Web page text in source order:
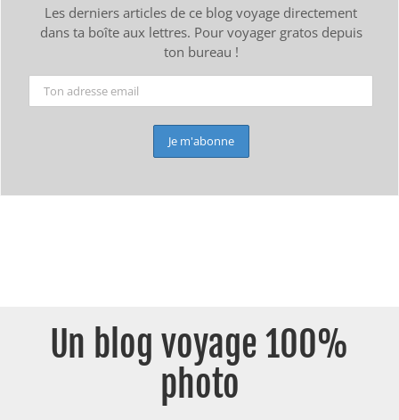
Les derniers articles de ce blog voyage directement
dans ta boîte aux lettres. Pour voyager gratos depuis
ton bureau !
Un blog voyage 100%
photo